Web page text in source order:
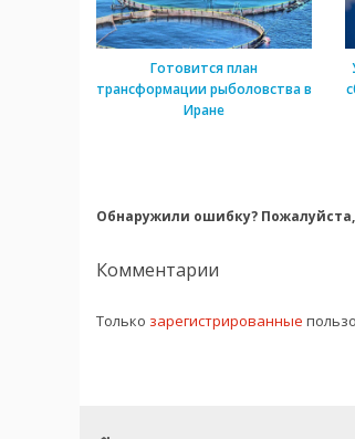
Готовится план
трансформации рыболовства в
Иране
Обнаружили ошибку?
Комментарии
Только зарегистрированные